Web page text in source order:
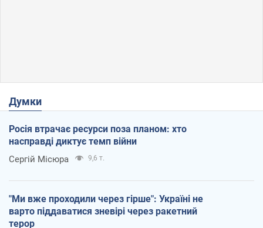
Думки
Росія втрачає ресурси поза планом: хто
насправді диктує темп війни
Сергій Місюра 9,6 т.
"Ми вже проходили через гірше": Україні не
варто піддаватися зневірі через ракетний
терор